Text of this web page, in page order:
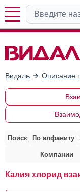
Видаль Описание
Поиск По алфавиту
Компании
Калия хлорид